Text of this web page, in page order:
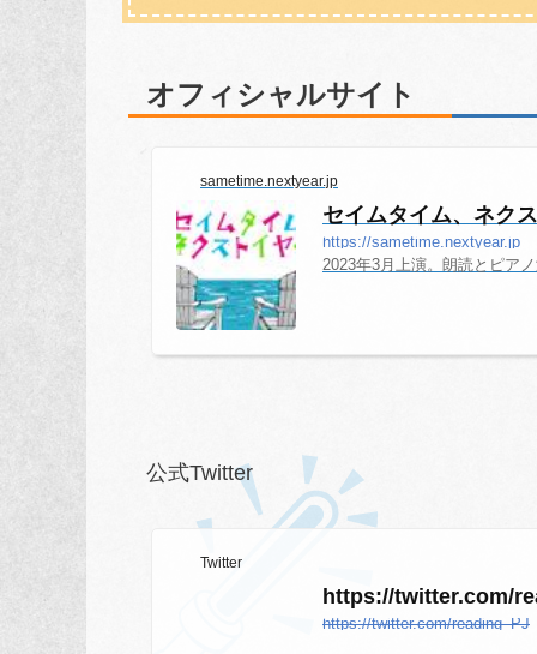
オフィシャルサイト
sametime.nextyear.jp
セイムタイム、ネク
https://sametime.nextyear.jp
2023年3月上演。朗読とピア
公式Twitter
Twitter
https://twitter.com/
https://twitter.com/reading_PJ